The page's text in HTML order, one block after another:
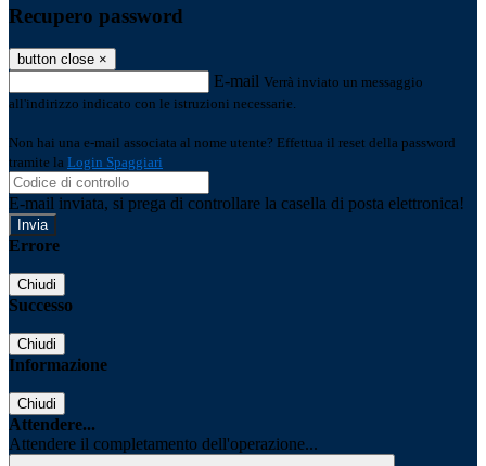
Recupero password
button close ×
E-mail Verrà inviato un messaggio
all'indirizzo indicato con le istruzioni necessarie.
Non hai una e-mail associata al nome utente? Effettua il reset della password
tramite la Login Spaggiari
E-mail inviata, si prega di controllare la casella di posta elettronica!
Errore
Chiudi
Successo
Chiudi
Informazione
Chiudi
Attendere...
Attendere il completamento dell'operazione...